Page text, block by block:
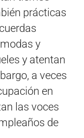
prácticas
y
y atentan
a veces
en
las voces
de